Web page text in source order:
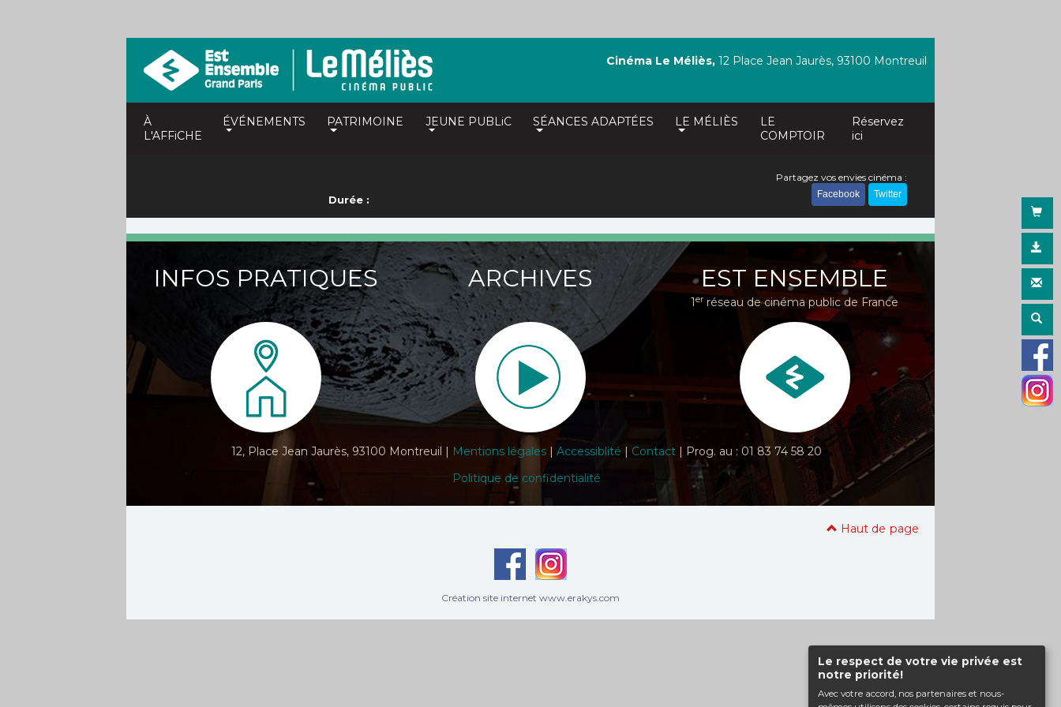
Le respect de votre vie privée est
notre priorité!
Avec votre accord, nos partenaires et nous-
À
L'AFFiCHE
ÉVÉNEMENTS PATRIMOINE JEUNE PUBLiC SÉANCES ADAPTÉES LE MÉLIÈS
LE
COMPTOIR
Réservez
ici
Cinéma Le Méliès, 12 Place Jean Jaurès, 93100 Montreuil
Durée :
Partagez vos envies cinéma :
Facebook Twitter
INFOS PRATIQUES ARCHIVES EST ENSEMBLE
1er réseau de cinéma public de France
12, Place Jean Jaurès, 93100 Montreuil | Mentions légales | Accessiblité | Contact | Prog. au : 01 83 74 58 20
Politique de confidentialité
Haut de page
Création site internet www.erakys.com